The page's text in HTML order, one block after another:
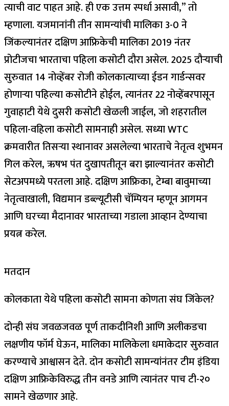
त्याची वाट पाहत आहे. ही एक उत्तम स्पर्धा असावी,” तो
म्हणाला.यजमानांनी तीन सामन्यांची मालिका 3-0 ने
जिंकल्यानंतर दक्षिण आफ्रिकेची मालिका 2019 नंतर
प्रोटीजचा भारताचा पहिला कसोटी दौरा असेल. 2025 दौऱ्याची
सुरुवात 14 नोव्हेंबर रोजी कोलकात्याच्या ईडन गार्डन्सवर
होणाऱ्या पहिल्या कसोटीने होईल, त्यानंतर 22 नोव्हेंबरपासून
गुवाहाटी येथे दुसरी कसोटी खेळली जाईल, जो शहरातील
पहिला-वहिला कसोटी सामनाही असेल.सध्या WTC
क्रमवारीत तिसऱ्या स्थानावर असलेल्या भारताचे नेतृत्व शुभमन
गिल करेल, ऋषभ पंत दुखापतीतून बरा झाल्यानंतर कसोटी
सेटअपमध्ये परतला आहे. दक्षिण आफ्रिका, टेम्बा बावुमाच्या
नेतृत्वाखाली, विद्यमान डब्ल्यूटीसी चॅम्पियन म्हणून आगमन
आणि घरच्या मैदानावर भारताच्या गडाला आव्हान देण्याचा
प्रयत्न करेल.
मतदान
कोलकाता येथे पहिला कसोटी सामना कोणता संघ जिंकेल?
दोन्ही संघ जवळजवळ पूर्ण ताकदीनिशी आणि अलीकडचा
लक्षणीय फॉर्म घेऊन, मालिका मालिकेला धमाकेदार सुरुवात
करण्याचे आश्वासन देते. दोन कसोटी सामन्यांनंतर टीम इंडिया
दक्षिण आफ्रिकेविरुद्ध तीन वनडे आणि त्यानंतर पाच टी-२०
सामने खेळणार आहे.